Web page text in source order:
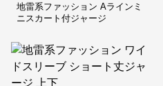
地雷系ファッション Aラインミ
ニスカート付ジャージ